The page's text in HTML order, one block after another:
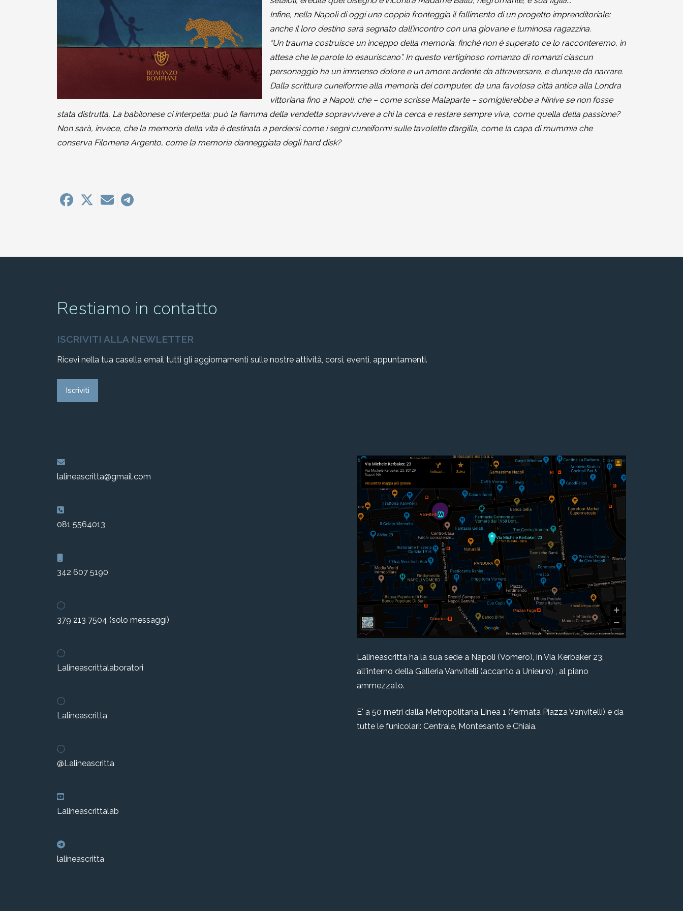
Infine, nella Napoli di oggi una coppia fronteggia il fallimento di un progetto imprenditoriale:
anche il loro destino sarà segnato dall’incontro con una giovane e luminosa ragazzina.
“Un trauma costruisce un inceppo della memoria: finché non è superato ce lo racconteremo, in
attesa che le parole lo esauriscano”. In questo vertiginoso romanzo di romanzi ciascun
personaggio ha un immenso dolore e un amore ardente da attraversare, e dunque da narrare.
Dalla scrittura cuneiforme alla memoria dei computer, da una favolosa città antica alla Londra
vittoriana fino a Napoli, che – come scrisse Malaparte – somiglierebbe a Ninive se non fosse
stata distrutta, La babilonese ci interpella: può la fiamma della vendetta sopravvivere a chi la cerca e restare sempre viva, come quella della passione?
Non sarà, invece, che la memoria della vita è destinata a perdersi come i segni cuneiformi sulle tavolette d’argilla, come la capa di mummia che
conserva Filomena Argento, come la memoria danneggiata degli hard disk?
Restiamo in contatto
ISCRIVITI ALLA NEWLETTER
Ricevi nella tua casella email tutti gli aggiornamenti sulle nostre attività, corsi, eventi, appuntamenti.
Iscriviti
lalineascritta@gmail.com
081 5564013
342 607 5190
379 213 7504 (solo messaggi)
Lalineascrittalaboratori
Lalineascritta
@Lalineascritta
Lalineascrittalab
lalineascritta
Lalineascritta ha la sua sede a Napoli (Vomero), in Via Kerbaker 23,
all'interno della Galleria Vanvitelli (accanto a Unieuro) , al piano
ammezzato.
E' a 50 metri dalla Metropolitana Linea 1 (fermata Piazza Vanvitelli) e da
tutte le funicolari: Centrale, Montesanto e Chiaia.